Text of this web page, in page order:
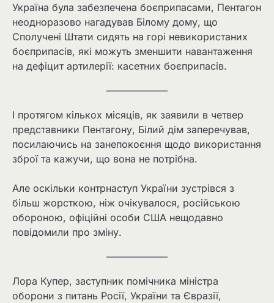
Україна була забезпечена боєприпасами, Пентагон
неодноразово нагадував Білому дому, що
Сполучені Штати сидять на горі невикористаних
боєприпасів, які можуть зменшити навантаження
на дефіцит артилерії: касетних боєприпасів.
І протягом кількох місяців, як заявили в четвер
представники Пентагону, Білий дім заперечував,
посилаючись на занепокоєння щодо використання
зброї та кажучи, що вона не потрібна.
Але оскільки контрнаступ України зустрівся з
більш жорсткою, ніж очікувалося, російською
обороною, офіційні особи США нещодавно
повідомили про зміну.
Лора Купер, заступник помічника міністра
оборони з питань Росії, України та Євразії,